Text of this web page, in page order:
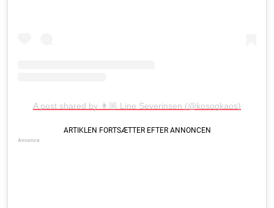
A post shared by 👩🏼 Line Severinsen (@kosogkaos)